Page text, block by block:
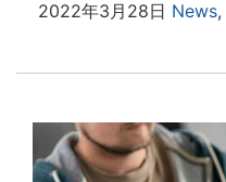
2022年3月28日 News,